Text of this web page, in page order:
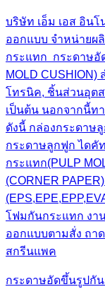
บริษัท เอ็ม เอส อิน
ออกแบบ จำหน่าย
กระแทก กระดาษอั
MOLD
โทรนิค, ชิ้นส่วนอุต
เป็นต้น นอกจากนี้ท
ดังนี้ กล่องกระดาษ
กระดาษลูกฟูก ไดคั
กระแทก(PULP
(CORNER
โฟมกันกระแทก งา
ออกแบบตามสั่ง ถา
สกรีนแพค
กระดาษอัดขึ้นรูปกั